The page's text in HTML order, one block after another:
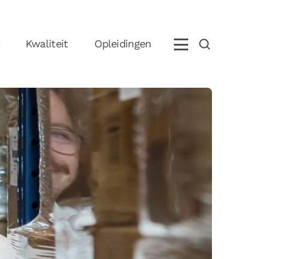
Neem contact op met ons
+31 (0)85 070 5395
info@boostlogix.com
Volg ons op social media
Kwaliteit Opleidingen